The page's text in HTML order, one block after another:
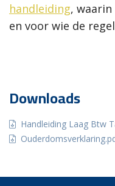
handleiding,
en voor wie de
Downloads
Handleiding Laag Btw